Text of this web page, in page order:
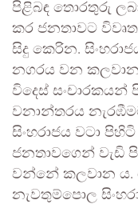
පිළිබඳ තොරතුරු
කර ජනතාවට
සිදු කෙරින.
නගරය වන
විදෙස් සංචාරකයන්
වනාන්තරය
සිංහරාජය වටා
ජනතාවගෙන් වැඩි
වන්නේ කලවාන ය.
නැවතුම්පොල